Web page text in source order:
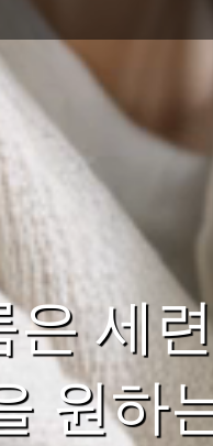
세
원하